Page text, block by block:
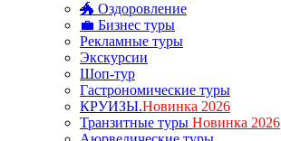
🐲 Оздоровление
💼 Бизнес туры
Рекламные туры
Экскурсии
Шоп-тур
Гастрономические туры
КРУИЗЫ.Новинка 2026
Транзитные туры Новинка 2026